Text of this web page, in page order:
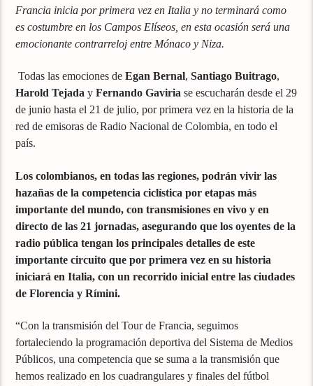
Francia inicia por primera vez en Italia y no terminará como
es costumbre en los Campos Elíseos, en esta ocasión será una
emocionante contrarreloj entre Mónaco y Niza.
Todas las emociones deEgan Bernal,Santiago Buitrago,
Harold TejadayFernando Gaviria se escucharán desde el 29
de junio hasta el 21 de julio, por primera vez en la historia de la
red de emisoras de Radio Nacional de Colombia, en todo el
país.
Los colombianos, en todas las regiones, podrán vivir las
hazañas de la competencia ciclística por etapas más
importante del mundo, con transmisiones en vivo y en
directo de las 21 jornadas, asegurando que los oyentes de la
radio pública tengan los principales detalles de este
importante circuito que por primera vez en su historia
iniciará en Italia, con un recorrido inicial entre las ciudades
de Florencia y Rímini.
“Con la transmisión del Tour de Francia, seguimos
fortaleciendo la programación deportiva del Sistema de Medios
Públicos, una competencia que se suma a la transmisión que
hemos realizado en los cuadrangulares y finales del fútbol